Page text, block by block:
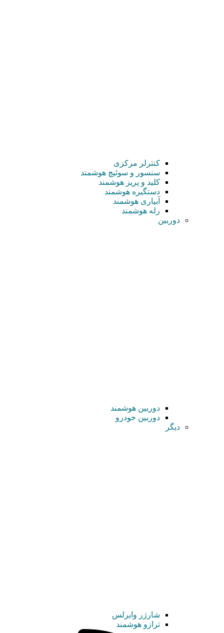
کنترلر مرکزی
سنسور و سوئیچ هوشمند
کلید و پریز هوشمند
دستگیره هوشمند
آبیاری هوشمند
رله هوشمند
دوربین
دوربین هوشمند
دوربین خودرو
دیگر
شارژر وایرلس
ترازو هوشمند